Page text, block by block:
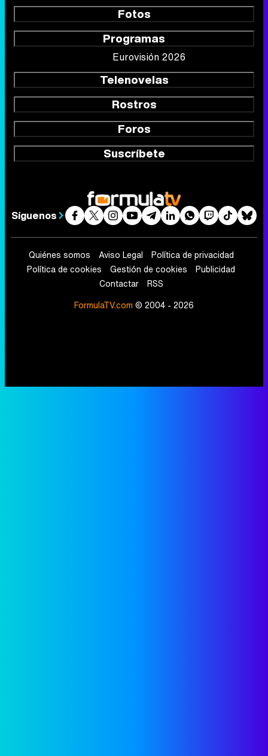
Fotos
Programas
Eurovisión 2026
Telenovelas
Rostros
Foros
Suscríbete
Síguenos
Quiénes somos Aviso Legal
Política de privacidad
Política de cookies
Gestión de cookies
Publicidad
Contactar
RSS
FormulaTV.com © 2004 - 2026